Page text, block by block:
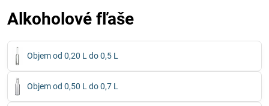
Alkoholové fľaše
Objem od 0,20 L do 0,5 L
Objem od 0,50 L do 0,7 L